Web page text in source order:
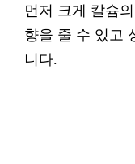
먼저 크게 칼슘
향을 줄 수 있고
니다.